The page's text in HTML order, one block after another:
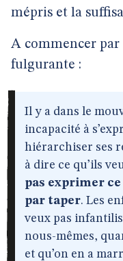
mépris et la
A commencer
fulgurante :
Il y a dans le
incapacité à
hiérarchiser ses
à dire ce qu’ils
pas exprimer
par taper. Les
veux pas
nous-mêmes,
et qu’on en a